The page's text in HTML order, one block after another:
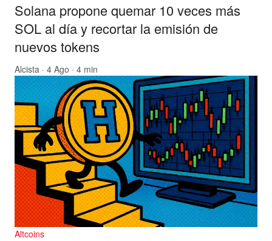
Solana propone quemar 10 veces más
SOL al día y recortar la emisión de
nuevos tokens
Alcista · 4 Ago · 4 min
Altcoins